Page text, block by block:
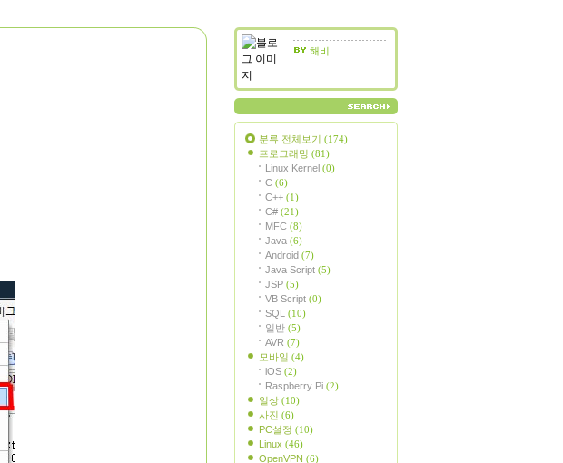
해비
분류 전체보기 (174)
프로그래밍 (81)
Linux Kernel (0)
C (6)
C++ (1)
C# (21)
MFC (8)
Java (6)
Android (7)
Java Script (5)
JSP (5)
VB Script (0)
SQL (10)
일반 (5)
AVR (7)
모바일 (4)
iOS (2)
Raspberry Pi (2)
일상 (10)
사진 (6)
PC설정 (10)
Linux (46)
OpenVPN (6)